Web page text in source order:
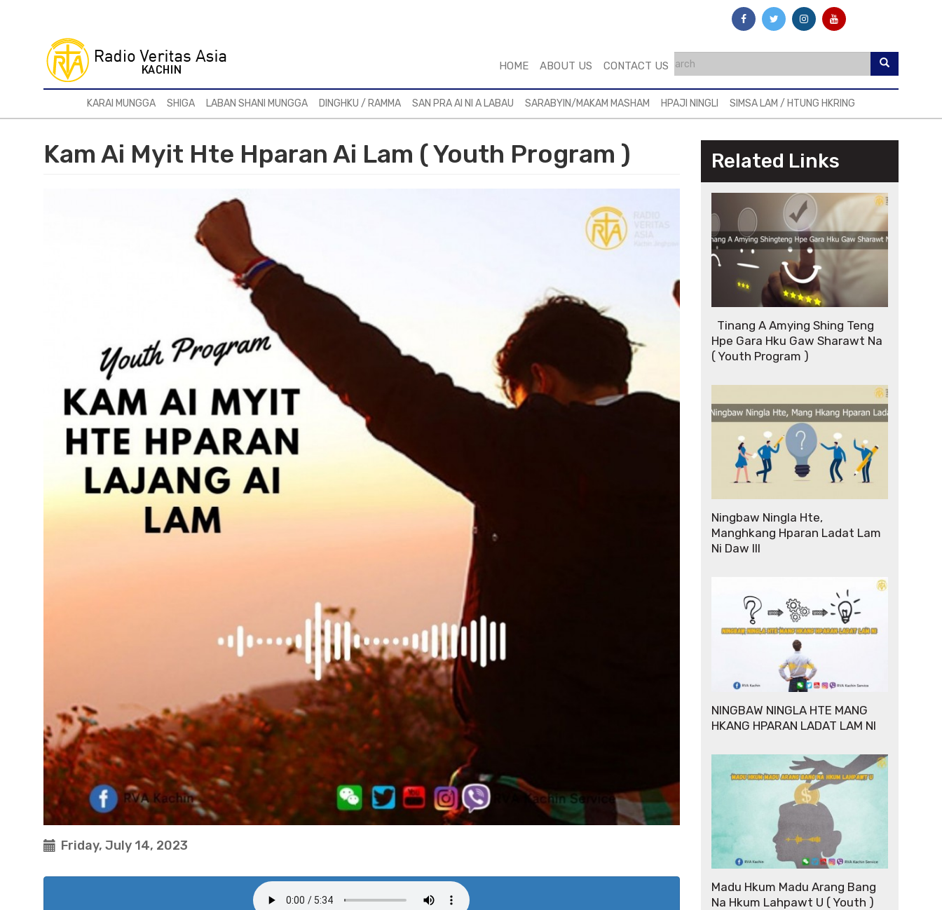
HOME ABOUT US CONTACT US
KARAI MUNGGA SHIGA LABAN SHANI MUNGGA DINGHKU / RAMMA SAN PRA AI NI A LABAU SARABYIN/MAKAM MASHAM HPAJI NINGLI SIMSA LAM / HTUNG HKRING
Kam Ai Myit Hte Hparan Ai Lam ( Youth Program )
Friday, July 14, 2023
Related Links
Tinang A Amying Shing Teng
Hpe Gara Hku Gaw Sharawt Na
( Youth Program )
Ningbaw Ningla Hte,
Manghkang Hparan Ladat Lam
Ni Daw III
NINGBAW NINGLA HTE MANG
HKANG HPARAN LADAT LAM NI
Madu Hkum Madu Arang Bang
Na Hkum Lahpawt U ( Youth )